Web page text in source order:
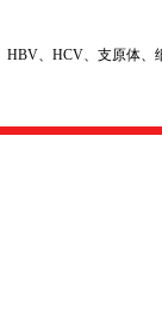
HBV、 HCV、支原体、